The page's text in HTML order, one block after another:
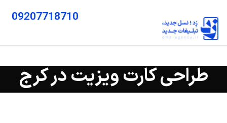
09207718710
طراحی کارت ویزیت در کرج